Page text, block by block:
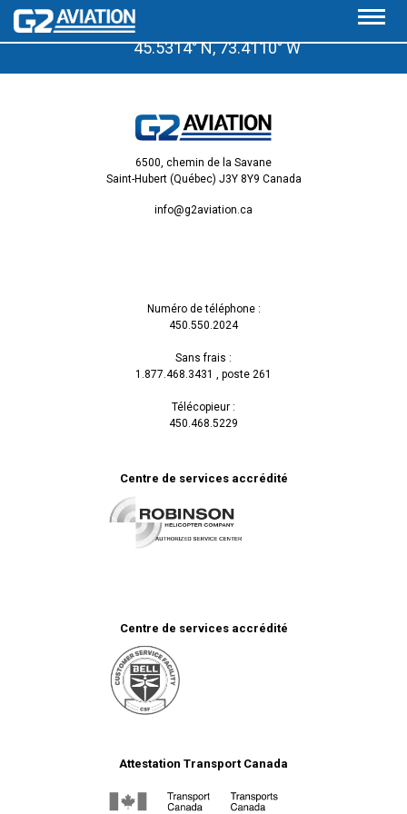
À quelques pas de l’aéroport de Saint-Hubert, Qc.
45.5314° N, 73.4110° W
6500, chemin de la Savane
Saint-Hubert (Québec) J3Y 8Y9 Canada
info@g2aviation.ca
Numéro de téléphone :
450.550.2024
Sans frais :
1.877.468.3431 , poste 261
Télécopieur :
450.468.5229
Centre de services accrédité
Centre de services accrédité
Attestation Transport Canada